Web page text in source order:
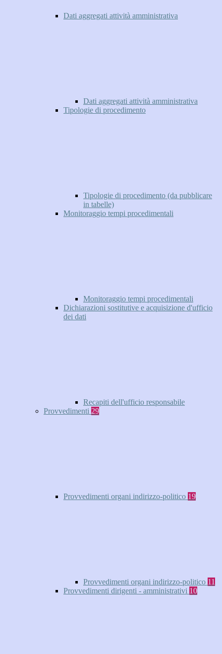
Dati aggregati attività amministrativa
Dati aggregati attività amministrativa
Tipologie di procedimento
Tipologie di procedimento (da pubblicare
in tabelle)
Monitoraggio tempi procedimentali
Monitoraggio tempi procedimentali
Dichiarazioni sostitutive e acquisizione d'ufficio
dei dati
Recapiti dell'ufficio responsabile
Provvedimenti 29
Provvedimenti organi indirizzo-politico 19
Provvedimenti organi indirizzo-politico 11
Provvedimenti dirigenti - amministrativi 10